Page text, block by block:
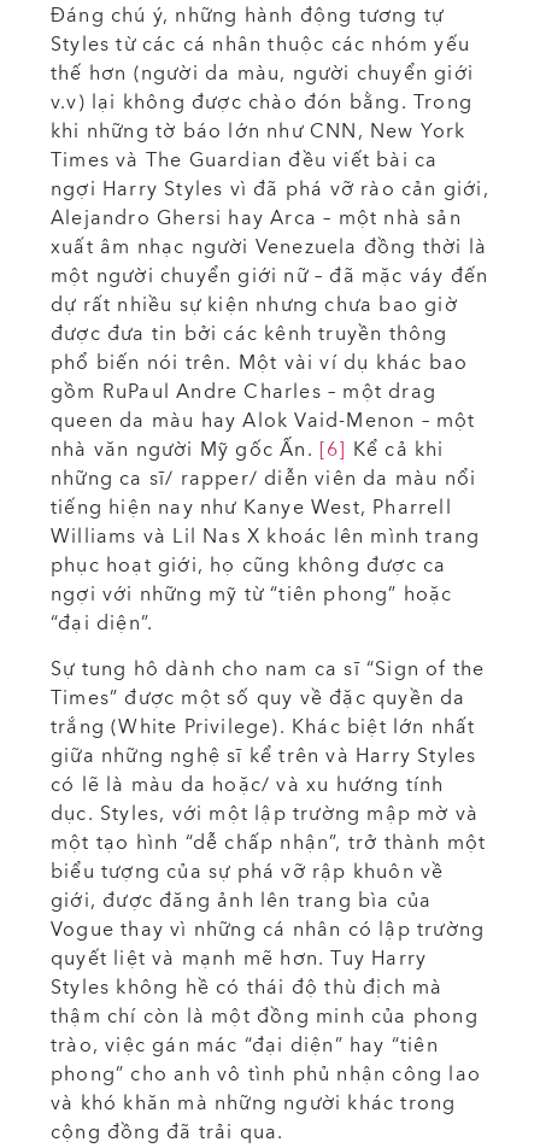
Đáng chú ý, những hành động tương tự
Styles từ các cá nhân thuộc các nhóm yếu
thế hơn (người da màu, người chuyển giới
v.v) lại không được chào đón bằng. Trong
khi những tờ báo lớn như CNN, New York
Times và The Guardian đều viết bài ca
ngợi Harry Styles vì đã phá vỡ rào cản giới,
Alejandro Ghersi hay Arca – một nhà sản
xuất âm nhạc người Venezuela đồng thời là
một người chuyển giới nữ – đã mặc váy đến
dự rất nhiều sự kiện nhưng chưa bao giờ
được đưa tin bởi các kênh truyền thông
phổ biến nói trên. Một vài ví dụ khác bao
gồm RuPaul Andre Charles – một drag
queen da màu hay Alok Vaid-Menon – một
nhà văn người Mỹ gốc Ấn. [6] Kể cả khi
những ca sĩ/ rapper/ diễn viên da màu nổi
tiếng hiện nay như Kanye West, Pharrell
Williams và Lil Nas X khoác lên mình trang
phục hoạt giới, họ cũng không được ca
ngợi với những mỹ từ “tiên phong” hoặc
“đại diện”.
Sự tung hô dành cho nam ca sĩ “Sign of the
Times” được một số quy về đặc quyền da
trắng (White Privilege). Khác biệt lớn nhất
giữa những nghệ sĩ kể trên và Harry Styles
có lẽ là màu da hoặc/ và xu hướng tính
dục. Styles, với một lập trường mập mờ và
một tạo hình “dễ chấp nhận”, trở thành một
biểu tượng của sự phá vỡ rập khuôn về
giới, được đăng ảnh lên trang bìa của
Vogue thay vì những cá nhân có lập trường
quyết liệt và mạnh mẽ hơn. Tuy Harry
Styles không hề có thái độ thù địch mà
thậm chí còn là một đồng minh của phong
trào, việc gán mác “đại diện” hay “tiên
phong” cho anh vô tình phủ nhận công lao
và khó khăn mà những người khác trong
cộng đồng đã trải qua.